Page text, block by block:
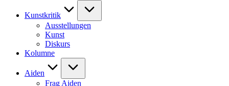
Kunstkritik
Ausstellungen
Kunst
Diskurs
Kolumne
Aiden
Frag Aiden